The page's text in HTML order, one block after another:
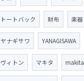
トートバック 財布 楽器
ヤナギサワ YANAGISAWA
ヴィトン マキタ makita